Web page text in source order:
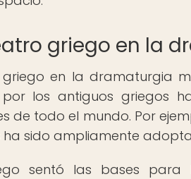
griego en la
en la dramaturgia
por los antiguos griegos
de todo el mundo. Por
sido ampliamente
sentó las bases para